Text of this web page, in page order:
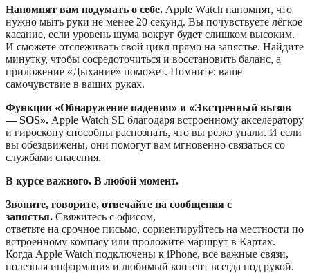
Напомнят вам подумать о себе. Apple Watch напомнят, что
нужно мыть руки не менее 20 секунд. Вы почувствуете лёгкое
касание, если уровень шума вокруг будет слишком высоким.
И сможете отслеживать свой цикл прямо на запястье. Найдите
минутку, чтобы сосредоточиться и восстановить баланс, а
приложение «Дыхание» поможет. Помните: ваше
самочувствие в ваших руках.
Функции «Обнаружение падения» и «Экстренный вызов
— SOS». Apple Watch SE благодаря встроенному акселератору
и гироскопу способны распознать, что вы резко упали. И если
вы обездвижены, они помогут вам мгновенно связаться со
службами спасения.
В курсе важного. В любой момент.
Звоните, говорите, отвечайте на сообщения с
запястья. Свяжитесь с офисом,
ответьте на срочное письмо, сориентируйтесь на местности по
встроенному компасу или проложите маршрут в Картах.
Когда Apple Watch подключены к iPhone, все важные связи,
полезная информация и любимый контент всегда под рукой.